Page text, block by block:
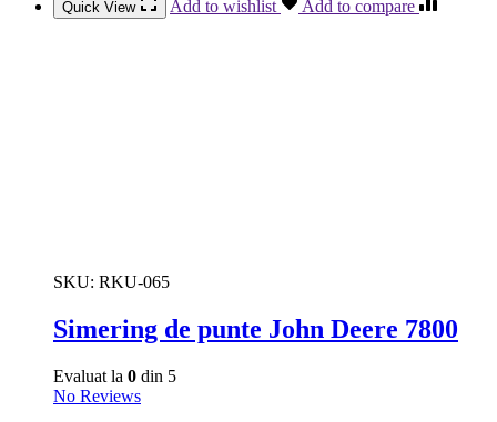
Quick View Add to wishlist Add to compare
SKU: RKU-065
Simering de punte John Deere 7800
Evaluat la 0 din 5
No Reviews